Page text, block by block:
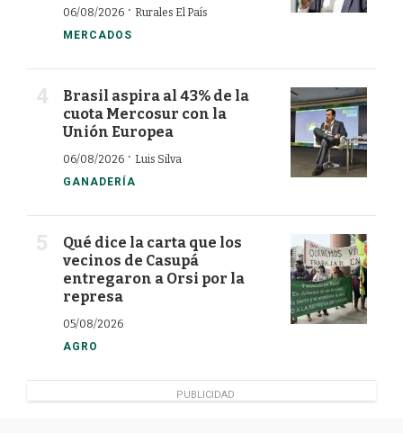
06/08/2026 · Rurales El País
MERCADOS
Brasil aspira al 43% de la
cuota Mercosur con la
Unión Europea
06/08/2026 · Luis Silva
GANADERÍA
Qué dice la carta que los
vecinos de Casupá
entregaron a Orsi por la
represa
05/08/2026
AGRO
PUBLICIDAD